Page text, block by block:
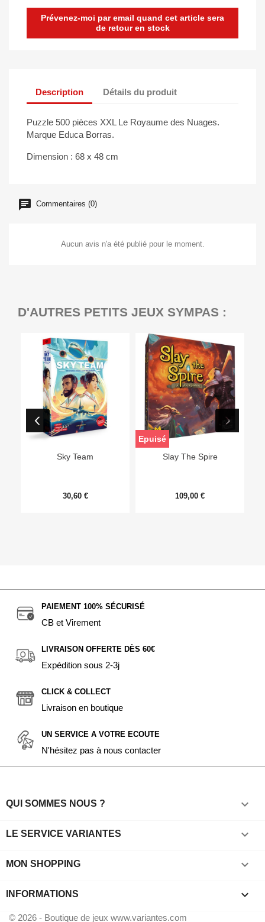
Prévenez-moi par email quand cet article sera
de retour en stock
Description Détails du produit
Puzzle 500 pièces XXL Le Royaume des Nuages.
Marque Educa Borras.
Dimension : 68 x 48 cm
Commentaires (0)
Aucun avis n'a été publié pour le moment.
D'AUTRES PETITS JEUX SYMPAS :
Sky Team
30,60 €
Slay The Spire
109,00 €
Epuisé
PAIEMENT 100% SÉCURISÉ
CB et Virement
LIVRAISON OFFERTE DÈS 60€
Expédition sous 2-3j
CLICK & COLLECT
Livraison en boutique
UN SERVICE A VOTRE ECOUTE
N'hésitez pas à nous contacter
QUI SOMMES NOUS ? 
LE SERVICE VARIANTES 
MON SHOPPING 
INFORMATIONS keyboard_arrow_down
© 2026 - Boutique de jeux www.variantes.com